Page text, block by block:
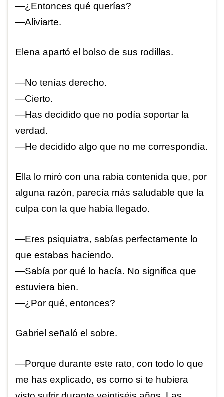
—¿Entonces qué querías?
—Aliviarte.
Elena apartó el bolso de sus rodillas.
—No tenías derecho.
—Cierto.
—Has decidido que no podía soportar la
verdad.
—He decidido algo que no me correspondía.
Ella lo miró con una rabia contenida que, por
alguna razón, parecía más saludable que la
culpa con la que había llegado.
—Eres psiquiatra, sabías perfectamente lo
que estabas haciendo.
—Sabía por qué lo hacía. No significa que
estuviera bien.
—¿Por qué, entonces?
Gabriel señaló el sobre.
—Porque durante este rato, con todo lo que
me has explicado, es como si te hubiera